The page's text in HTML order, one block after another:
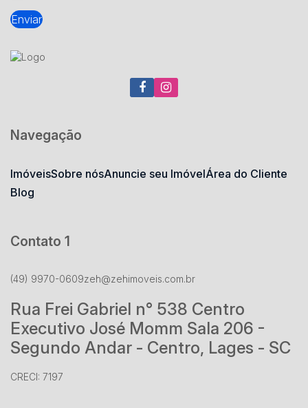
Navegação
ImóveisSobre nósAnuncie seu ImóvelÁrea do Cliente
Blog
Contato 1
(49) 9970-0609zeh@zehimoveis.com.br
Rua Frei Gabriel n° 538 Centro
Executivo José Momm Sala 206 -
Segundo Andar - Centro, Lages - SC
CRECI: 7197